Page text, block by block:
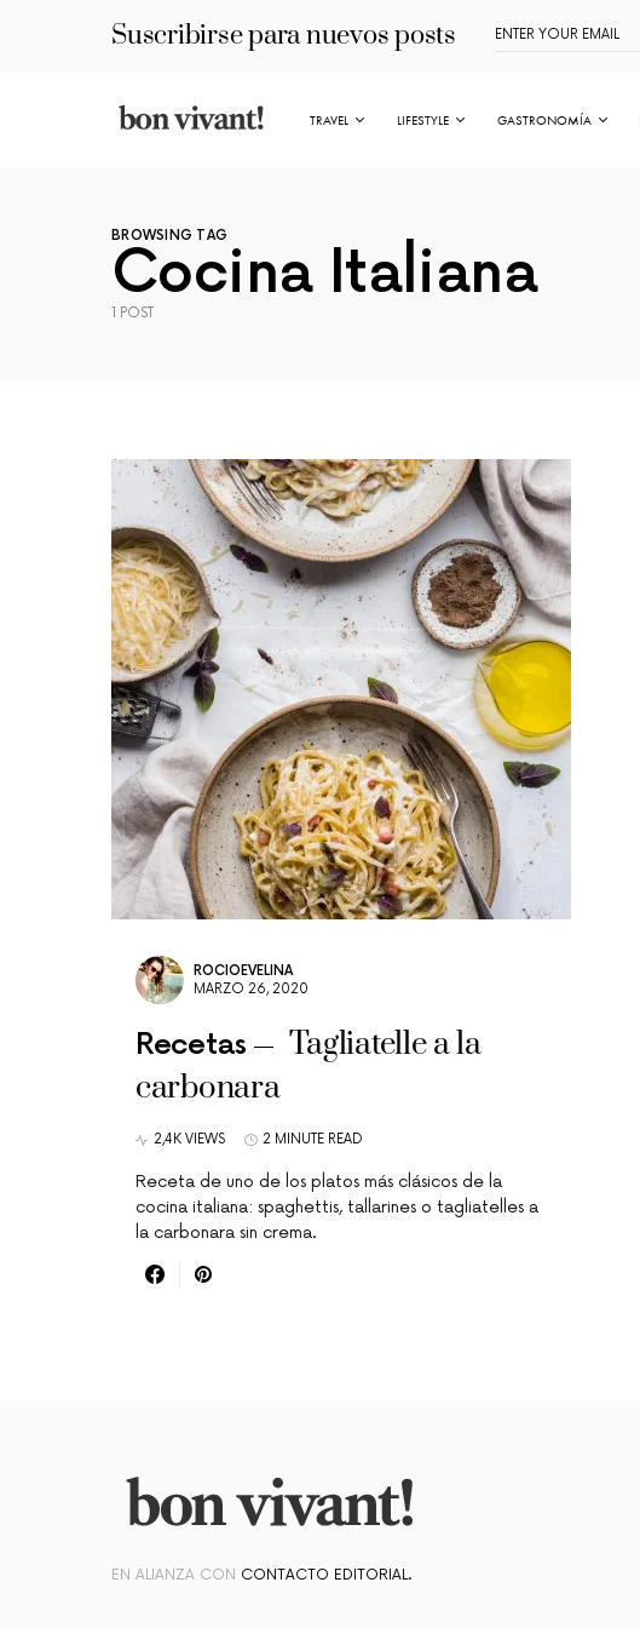
Suscribirse para nuevos posts
TRAVEL LIFESTYLE GASTRONOMÍA
BROWSING TAG
Cocina Italiana
1 POST
ROCIOEVELINA
MARZO 26, 2020
Recetas
Tagliatelle a la
carbonara
2,4K VIEWS 2 MINUTE READ
Receta de uno de los platos más clásicos de la
cocina italiana: spaghettis, tallarines o tagliatelles a
la carbonara sin crema.
EN ALIANZA CON CONTACTO EDITORIAL.